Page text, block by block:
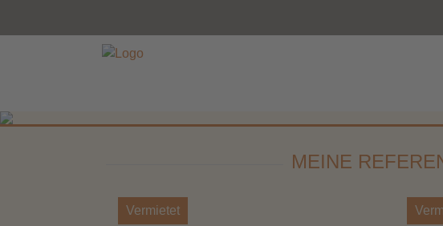
MEINE
Vermietet